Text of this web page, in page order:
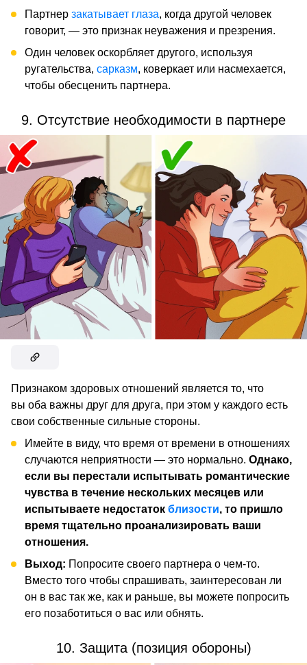
Партнер закатывает глаза, когда другой человек
говорит, — это признак неуважения и презрения.
Один человек оскорбляет другого, используя
ругательства, сарказм, коверкает или насмехается,
чтобы обесценить партнера.
9. Отсутствие необходимости в партнере
Признаком здоровых отношений является то, что
вы оба важны друг для друга, при этом у каждого есть
свои собственные сильные стороны.
Имейте в виду, что время от времени в отношениях
случаются неприятности — это нормально. Однако,
если вы перестали испытывать романтические
чувства в течение нескольких месяцев или
испытываете недостаток близости, то пришло
время тщательно проанализировать ваши
отношения.
Выход: Попросите своего партнера о чем-то.
Вместо того чтобы спрашивать, заинтересован ли
он в вас так же, как и раньше, вы можете попросить
его позаботиться о вас или обнять.
10. Защита (позиция обороны)